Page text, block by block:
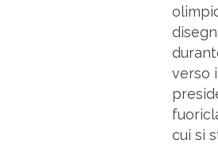
verso
cui si